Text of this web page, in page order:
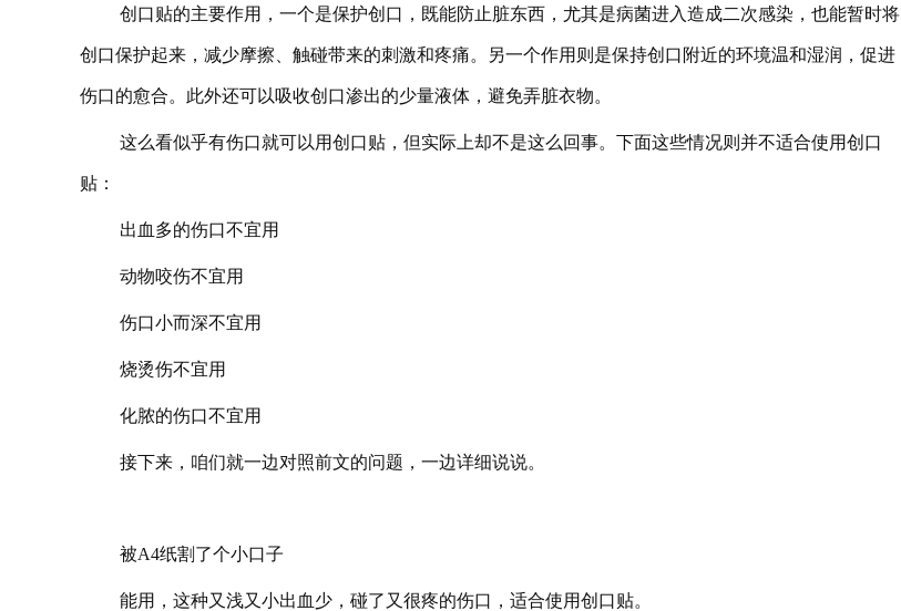
创口贴的主要作用，一个是保护创口，既能防止脏东西，尤其是病菌进入造成二次感染，也能暂时将
创口保护起来，减少摩擦、触碰带来的刺激和疼痛。另一个作用则是保持创口附近的环境温和湿润，促进
伤口的愈合。此外还可以吸收创口渗出的少量液体，避免弄脏衣物。
这么看似乎有伤口就可以用创口贴，但实际上却不是这么回事。下面这些情况则并不适合使用创口
贴：
出血多的伤口不宜用
动物咬伤不宜用
伤口小而深不宜用
烧烫伤不宜用
化脓的伤口不宜用
接下来，咱们就一边对照前文的问题，一边详细说说。
被A4纸割了个小口子
能用，这种又浅又小出血少，碰了又很疼的伤口，适合使用创口贴。